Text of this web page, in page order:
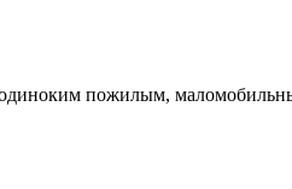
пожилым,